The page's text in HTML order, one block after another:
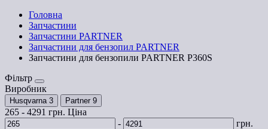
Головна
Запчастини
Запчастини PARTNER
Запчастини для бензопил PARTNER
Запчастини для бензопили PARTNER P360S
Фільтр
Виробник
Husqvarna 3 Partner 9
265 - 4291 грн. Ціна
-
грн.